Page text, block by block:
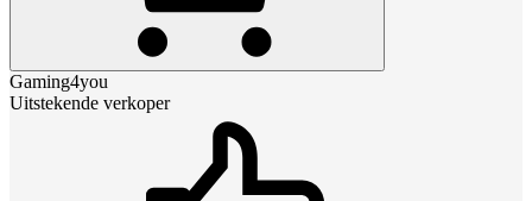
Gaming4you
Uitstekende verkoper